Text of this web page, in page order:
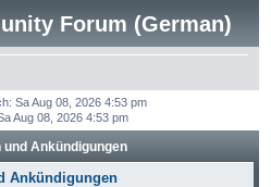
Forum (German)
Sa Aug 08, 2026 4:53 pm
Aug 08, 2026 4:53 pm
und Ankündigungen
Ankündigungen